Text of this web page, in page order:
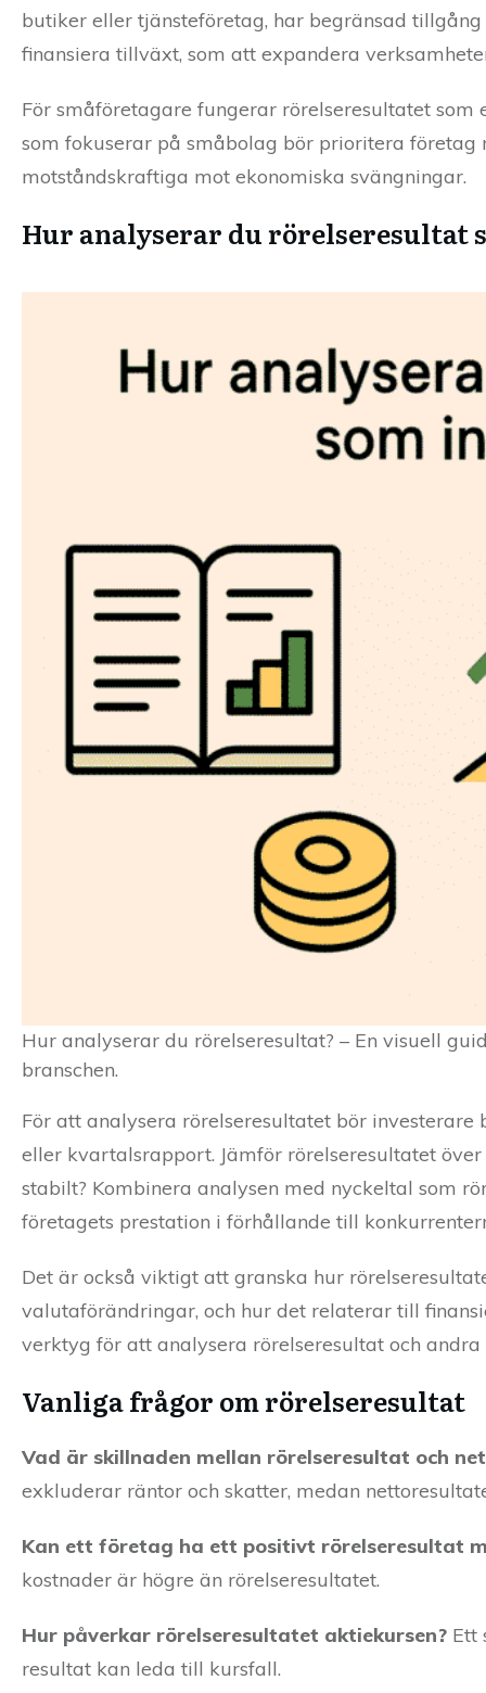
butiker eller tjänsteföretag, har begränsad
finansiera tillväxt, som att expandera
För småföretagare fungerar rörelseresultatet
som fokuserar på småbolag bör prioritera
motståndskraftiga mot ekonomiska svängningar.
Hur analyserar du rörelseresultat
Hur analyserar du rörelseresultat? – En visuell
branschen.
För att analysera rörelseresultatet bör
eller kvartalsrapport. Jämför rörelseresultatet
stabilt? Kombinera analysen med nyckeltal som
företagets prestation i förhållande till
Det är också viktigt att granska hur
valutaförändringar, och hur det relaterar till
verktyg för att analysera rörelseresultat och
Vanliga frågor om rörelseresultat
Vad är skillnaden mellan rörelseresultat och
exkluderar räntor och skatter, medan
Kan ett företag ha ett positivt rörelseresultat
kostnader är högre än rörelseresultatet.
Hur påverkar rörelseresultatet aktiekursen? Ett
resultat kan leda till kursfall.